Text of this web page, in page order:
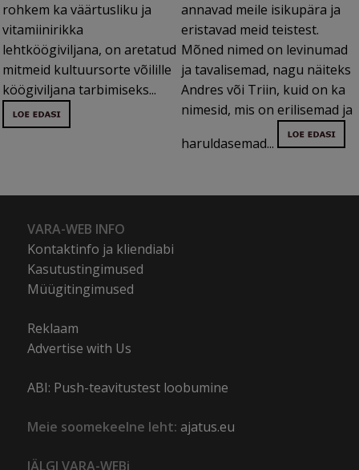
rohkem ka väärtusliku ja
vitamiinirikka
lehtköögiviljana, on aretatud
mitmeid kultuursorte võilille
köögiviljana tarbimiseks...
annavad meile isikupära ja
eristavad meid teistest.
Mõned nimed on levinumad
ja tavalisemad, nagu näiteks
Andres või Triin, kuid on ka
nimesid, mis on erilisemad ja
haruldasemad...
VARA-WEB INFO
Kontaktinfo ja kliendiabi
Kasutustingimused
Müügitingimused
Reklaam
Advertise with Us
ABI: Push-teavitustest loobumine
Meie soomekeelne leht: ajatus.eu
JÄLGI VARA-WEBi